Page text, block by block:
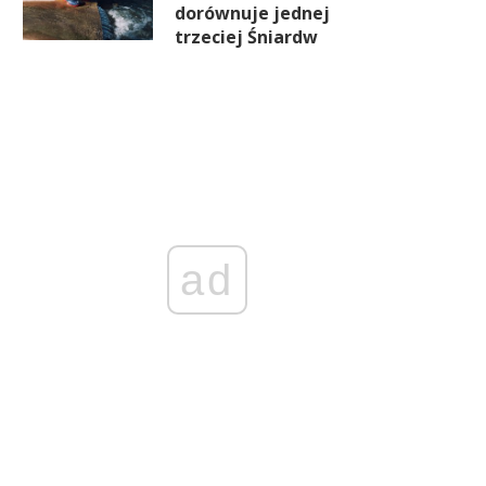
dorównuje jednej
trzeciej Śniardw
ad